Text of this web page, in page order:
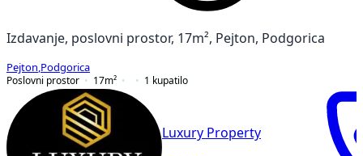
Izdavanje, poslovni prostor, 17m², Pejton, Podgorica
Pejton Podgorica
Poslovni prostor
17m² 1 kupatilo
Luxury Property